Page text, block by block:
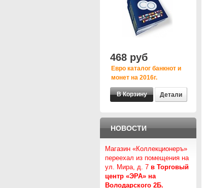
468 руб
Евро каталог банкнот и
монет на 2016г.
Детали
НОВОСТИ
Магазин «Коллекционеръ»
переехал из помещения на
ул. Мира, д. 7 в Торговый
центр «ЭРА» на
Володарского 2Б.